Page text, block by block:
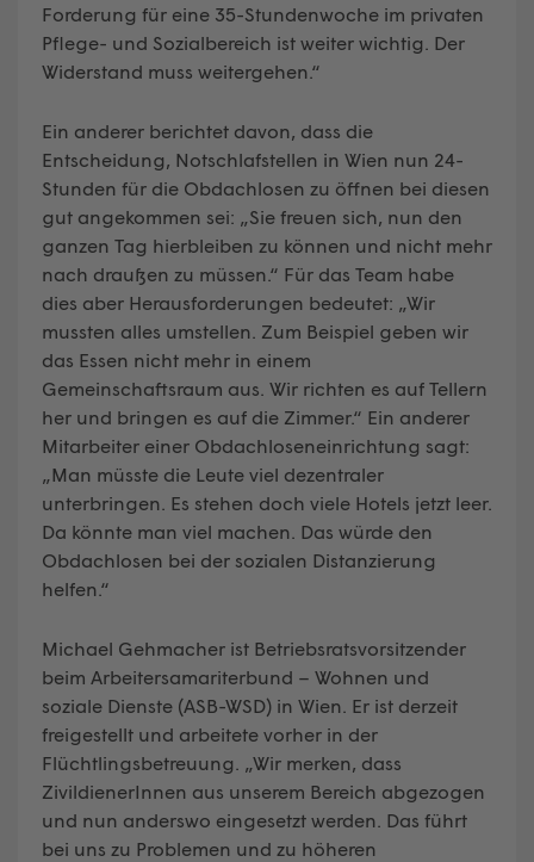
Forderung für eine 35-Stundenwoche im privaten
Pflege- und Sozialbereich ist weiter wichtig. Der
Widerstand muss weitergehen.“
Ein anderer berichtet davon, dass die
Entscheidung, Notschlafstellen in Wien nun 24-
Stunden für die Obdachlosen zu öffnen bei diesen
gut angekommen sei: „Sie freuen sich, nun den
ganzen Tag hierbleiben zu können und nicht mehr
nach draußen zu müssen.“ Für das Team habe
dies aber Herausforderungen bedeutet: „Wir
mussten alles umstellen. Zum Beispiel geben wir
das Essen nicht mehr in einem
Gemeinschaftsraum aus. Wir richten es auf Tellern
her und bringen es auf die Zimmer.“ Ein anderer
Mitarbeiter einer Obdachloseneinrichtung sagt:
„Man müsste die Leute viel dezentraler
unterbringen. Es stehen doch viele Hotels jetzt leer.
Da könnte man viel machen. Das würde den
Obdachlosen bei der sozialen Distanzierung
helfen.“
Michael Gehmacher ist Betriebsratsvorsitzender
beim Arbeitersamariterbund – Wohnen und
soziale Dienste (ASB-WSD) in Wien. Er ist derzeit
freigestellt und arbeitete vorher in der
Flüchtlingsbetreuung. „Wir merken, dass
ZivildienerInnen aus unserem Bereich abgezogen
und nun anderswo eingesetzt werden. Das führt
bei uns zu Problemen und zu höheren